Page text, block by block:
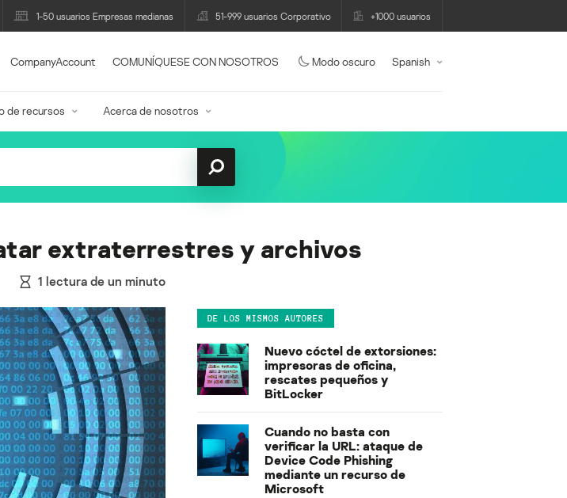
1-50 usuarios Empresas medianas 51-999 usuarios Corporativo +1000 usuarios
CompanyAccount COMUNÍQUESE CON NOSOTROS Modo oscuro Spanish
de recursos Acerca de nosotros
extraterrestres y archivos
1 lectura de un minuto
DE LOS MISMOS AUTORES
Nuevo cóctel de extorsiones:
impresoras de oficina,
rescates pequeños y
BitLocker
Cuando no basta con
verificar la URL: ataque de
Device Code Phishing
mediante un recurso de
Microsoft